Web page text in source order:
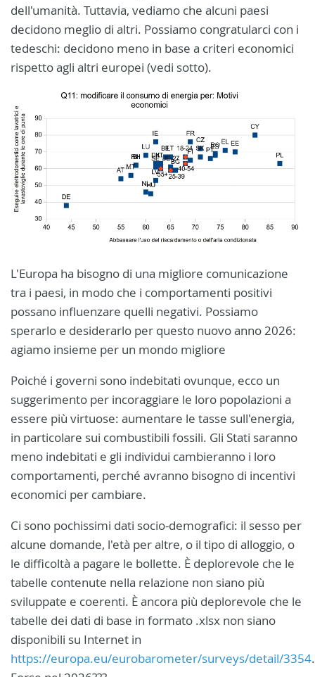
dell'umanità. Tuttavia, vediamo che alcuni paesi
decidono meglio di altri. Possiamo congratularci con i
tedeschi: decidono meno in base a criteri economici
rispetto agli altri europei (vedi sotto).
L'Europa ha bisogno di una migliore comunicazione
tra i paesi, in modo che i comportamenti positivi
possano influenzare quelli negativi. Possiamo
sperarlo e desiderarlo per questo nuovo anno 2026:
agiamo insieme per un mondo migliore
Poiché i governi sono indebitati ovunque, ecco un
suggerimento per incoraggiare le loro popolazioni a
essere più virtuose: aumentare le tasse sull'energia,
in particolare sui combustibili fossili. Gli Stati saranno
meno indebitati e gli individui cambieranno i loro
comportamenti, perché avranno bisogno di incentivi
economici per cambiare.
Ci sono pochissimi dati socio-demografici: il sesso per
alcune domande, l'età per altre, o il tipo di alloggio, o
le difficoltà a pagare le bollette. È deplorevole che le
tabelle contenute nella relazione non siano più
sviluppate e coerenti. È ancora più deplorevole che le
tabelle dei dati di base in formato .xlsx non siano
disponibili su Internet in
https://europa.eu/eurobarometer/surveys/detail/3354.